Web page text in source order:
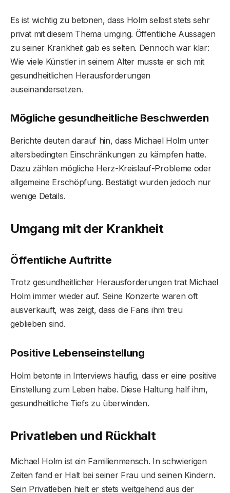
Es ist wichtig zu betonen, dass Holm selbst stets sehr
privat mit diesem Thema umging. Öffentliche Aussagen
zu seiner Krankheit gab es selten. Dennoch war klar:
Wie viele Künstler in seinem Alter musste er sich mit
gesundheitlichen Herausforderungen
auseinandersetzen.
Mögliche gesundheitliche Beschwerden
Berichte deuten darauf hin, dass Michael Holm unter
altersbedingten Einschränkungen zu kämpfen hatte.
Dazu zählen mögliche Herz-Kreislauf-Probleme oder
allgemeine Erschöpfung. Bestätigt wurden jedoch nur
wenige Details.
Umgang mit der Krankheit
Öffentliche Auftritte
Trotz gesundheitlicher Herausforderungen trat Michael
Holm immer wieder auf. Seine Konzerte waren oft
ausverkauft, was zeigt, dass die Fans ihm treu
geblieben sind.
Positive Lebenseinstellung
Holm betonte in Interviews häufig, dass er eine positive
Einstellung zum Leben habe. Diese Haltung half ihm,
gesundheitliche Tiefs zu überwinden.
Privatleben und Rückhalt
Michael Holm ist ein Familienmensch. In schwierigen
Zeiten fand er Halt bei seiner Frau und seinen Kindern.
Sein Privatleben hielt er stets weitgehend aus der